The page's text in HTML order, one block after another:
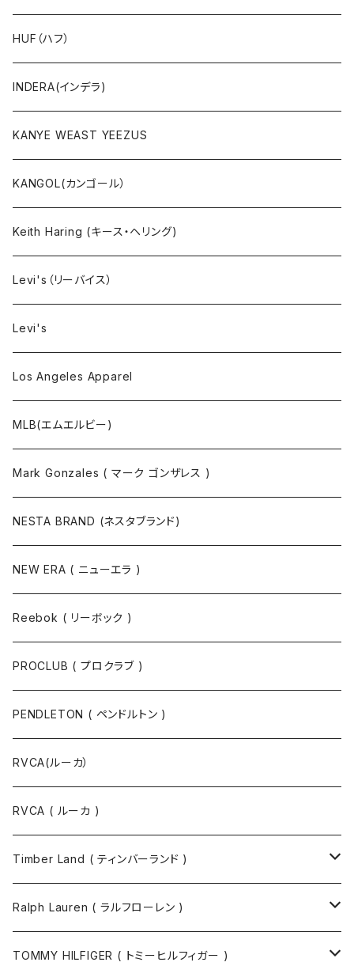
ニット
ボトムス
セットアップ
小物・雑貨
タンクトップ
コート
靴下
HUF（ハフ）
INDERA(インデラ)
KANYE WEAST YEEZUS
KANGOL(カンゴール）
Keith Haring (キース・ヘリング)
Levi's（リーバイス）
Levi's
Los Angeles Apparel
MLB(エムエルビー)
Mark Gonzales ( マーク ゴンザレス )
NESTA BRAND (ネスタブランド)
NEW ERA ( ニューエラ )
Reebok ( リーボック )
PROCLUB ( プロクラブ )
PENDLETON ( ペンドルトン )
RVCA(ルーカ）
RVCA ( ルーカ )
Timber Land ( ティンバーランド )
ソックス
半袖Tシャツ
Ralph Lauren ( ラルフローレン )
シャツ
TOMMY HILFIGER ( トミーヒルフィガー )